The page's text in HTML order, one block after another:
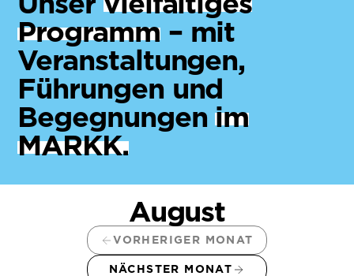
Programm– mit
Veranstaltungen,
Führungen und
Begegnungenim
MARKK.
August
VORHERIGER MONAT
NÄCHSTER MONAT